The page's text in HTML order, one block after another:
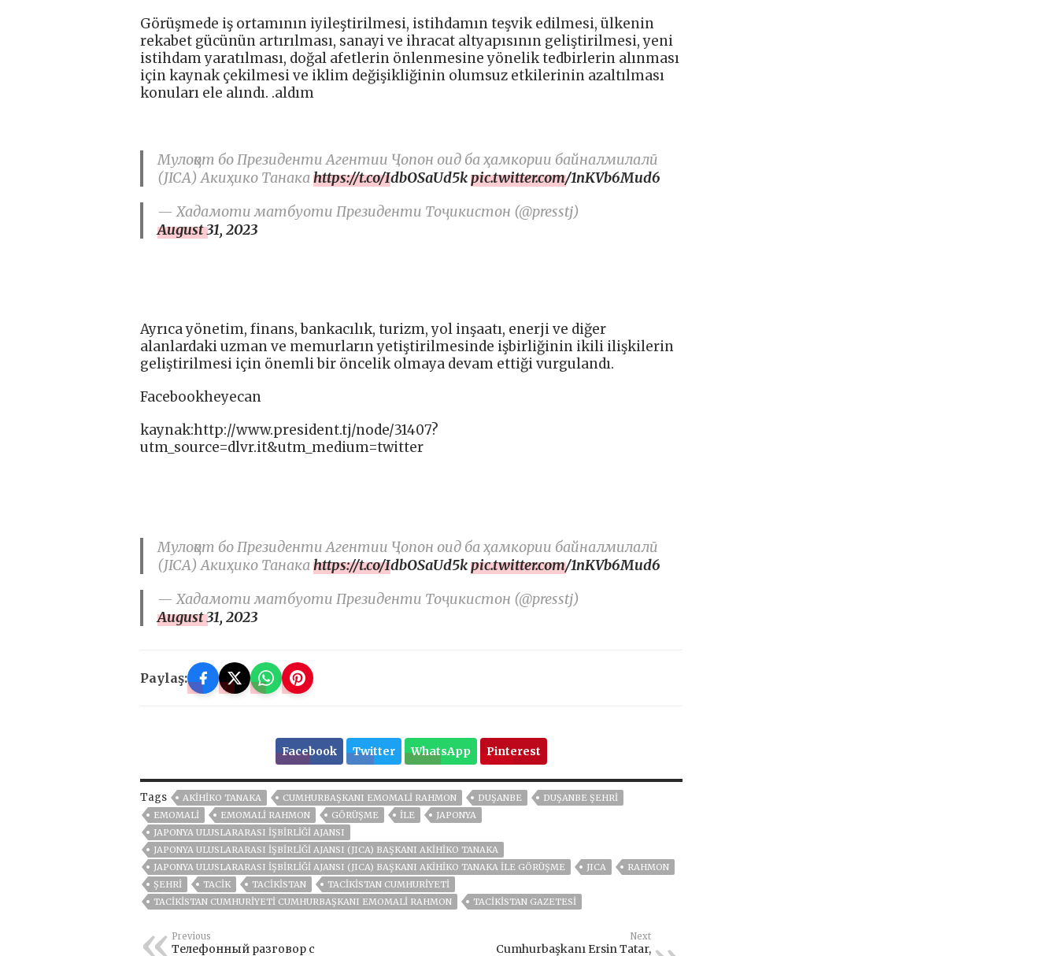
Görüşmede iş ortamının iyileştirilmesi, istihdamın teşvik edilmesi, ülkenin
rekabet gücünün artırılması, sanayi ve ihracat altyapısının geliştirilmesi, yeni
istihdam yaratılması, doğal afetlerin önlenmesine yönelik tedbirlerin alınması
için kaynak çekilmesi ve iklim değişikliğinin olumsuz etkilerinin azaltılması
konuları ele alındı. .aldım
Мулоқот бо Президенти Агентии Ҷопон оид ба ҳамкории байналмилалӣ
(JICA) Акиҳико Танакаhttps://t.co/IdbOSaUd5kpic.twitter.com/1nKVb6Mud6
— Хадамоти матбуоти Президенти Тоҷикистон (@presstj)
August 31, 2023
Ayrıca yönetim, finans, bankacılık, turizm, yol inşaatı, enerji ve diğer
alanlardaki uzman ve memurların yetiştirilmesinde işbirliğinin ikili ilişkilerin
geliştirilmesi için önemli bir öncelik olmaya devam ettiği vurgulandı.
Facebookheyecan
kaynak:http://www.president.tj/node/31407?
utm_source=dlvr.it&utm_medium=twitter
Мулоқот бо Президенти Агентии Ҷопон оид ба ҳамкории байналмилалӣ
(JICA) Акиҳико Танакаhttps://t.co/IdbOSaUd5kpic.twitter.com/1nKVb6Mud6
— Хадамоти матбуоти Президенти Тоҷикистон (@presstj)
August 31, 2023
Paylaş:
Facebook Twitter WhatsApp Pinterest
Tags AKIHIKO TANAKA CUMHURBAŞKANI EMOMALI RAHMON DUŞANBE
DUŞANBE ŞEHRI
EMOMALI
EMOMALI RAHMON GÖRÜŞME ILE
JAPONYA
JAPONYA ULUSLARARASI İŞBİRLİĞİ AJANSI
JAPONYA ULUSLARARASI İŞBIRLIĞI AJANSI (JICA) BAŞKANI AKIHIKO TANAKA
JAPONYA ULUSLARARASI İŞBIRLIĞI AJANSI (JICA) BAŞKANI AKIHIKO TANAKA ILE GÖRÜŞME
JICA
RAHMON
ŞEHRİ
TACİK TACİKİSTAN
TACIKISTAN CUMHURIYETI
TACIKISTAN CUMHURIYETI CUMHURBAŞKANI EMOMALI RAHMON
TACIKISTAN GAZETESI
Previous
Телефонный разговор с
Next
Cumhurbaşkanı Ersin Tatar,